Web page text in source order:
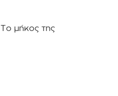
Το μήκος της